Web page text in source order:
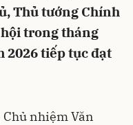
Thủ tướng Chính
trong tháng
2026 tiếp tục đạt
nhiệm Văn